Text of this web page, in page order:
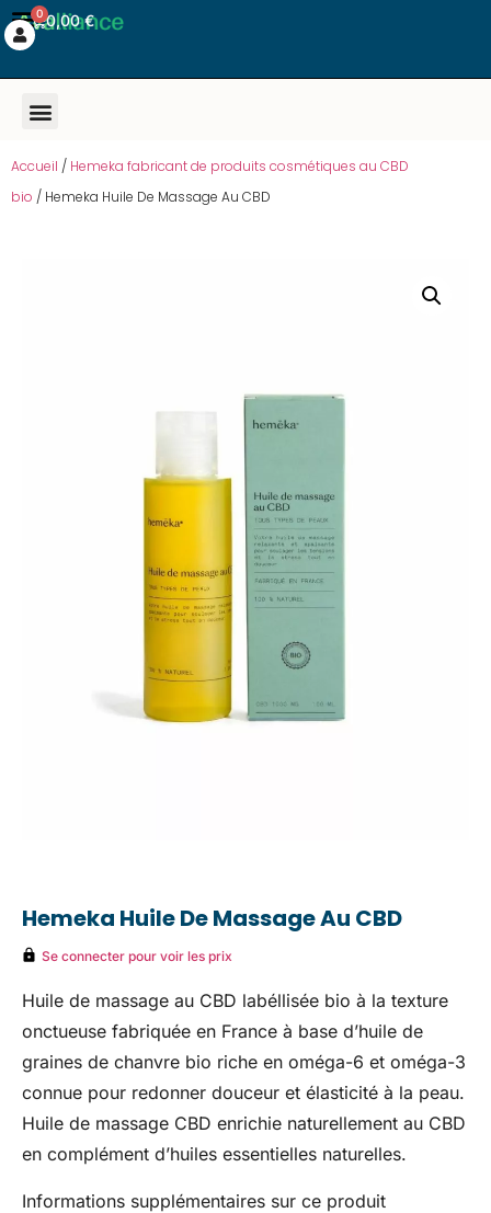
0,00€
0
Accueil / Hemeka fabricant de produits cosmétiques au CBD
bio / Hemeka Huile De Massage Au CBD
Hemeka Huile De Massage Au CBD
Se connecter pour voir les prix
Huile de massage au CBD labéllisée bio à la texture
onctueuse fabriquée en France à base d’huile de
graines de chanvre bio riche en oméga-6 et oméga-3
connue pour redonner douceur et élasticité à la peau.
Huile de massage CBD enrichie naturellement au CBD
en complément d’huiles essentielles naturelles.
Informations supplémentaires sur ce produit